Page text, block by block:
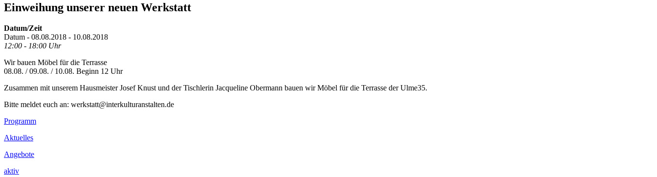
Einweihung unserer neuen Werkstatt
Datum/Zeit
Datum - 08.08.2018 - 10.08.2018
12:00 - 18:00 Uhr
Wir bauen Möbel für die Terrasse
08.08. / 09.08. / 10.08. Beginn 12 Uhr
Zusammen mit unserem Hausmeister Josef Knust und der Tischlerin Jacqueline Obermann bauen wir Möbel für die Terrasse der Ulme35.
Bitte meldet euch an: werkstatt@interkulturanstalten.de
Footer
Inhalt
Programm
Aktuelles
Angebote
aktiv